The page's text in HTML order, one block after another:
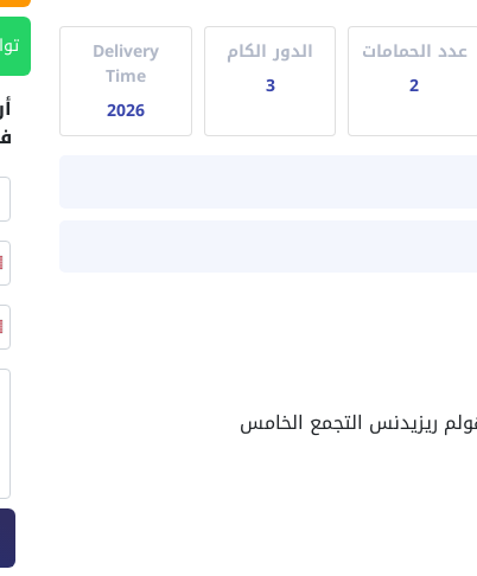
عدد الحمامات
2
الدور الكام
3
Delivery
Time
2026